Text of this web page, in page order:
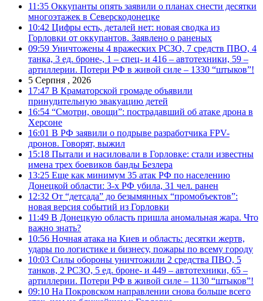
11:35 Оккупанты опять заявили о планах снести десятки
многоэтажек в Северскодонецке
10:42 Цифры есть, деталей нет: новая сводка из
Горловки от оккупантов. Заявлено о раненых
09:59 Уничтожены 4 вражеских РСЗО, 7 средств ПВО, 4
танка, 3 ед. броне-, 1 – спец- и 416 – автотехники, 59 –
артиллерии. Потери РФ в живой силе – 1330 “штыков”!
5 Серпня , 2026
17:47 В Краматорской громаде объявили
принудительную эвакуацию детей
16:54 “Смотри, овощи”: пострадавший об атаке дрона в
Херсоне
16:01 В РФ заявили о подрыве разработчика FPV-
дронов. Говорят, выжил
15:18 Пытали и насиловали в Горловке: стали известны
имена трех боевиков банды Безлера
13:25 Еще как минимум 35 атак РФ по населению
Донецкой области: 3-х РФ убила, 31 чел. ранен
12:32 От “детсада” до безымянных “промобъектов”:
новая версия событий из Горловки
11:49 В Донецкую область пришла аномальная жара. Что
важно знать?
10:56 Ночная атака на Киев и область: десятки жертв,
удары по логистике и бизнесу, пожары по всему городу
10:03 Силы обороны уничтожили 2 средства ПВО, 5
танков, 2 РСЗО, 5 ед. броне- и 449 – автотехники, 65 –
артиллерии. Потери РФ в живой силе – 1130 “штыков”!
09:10 На Покровском направлении снова больше всего